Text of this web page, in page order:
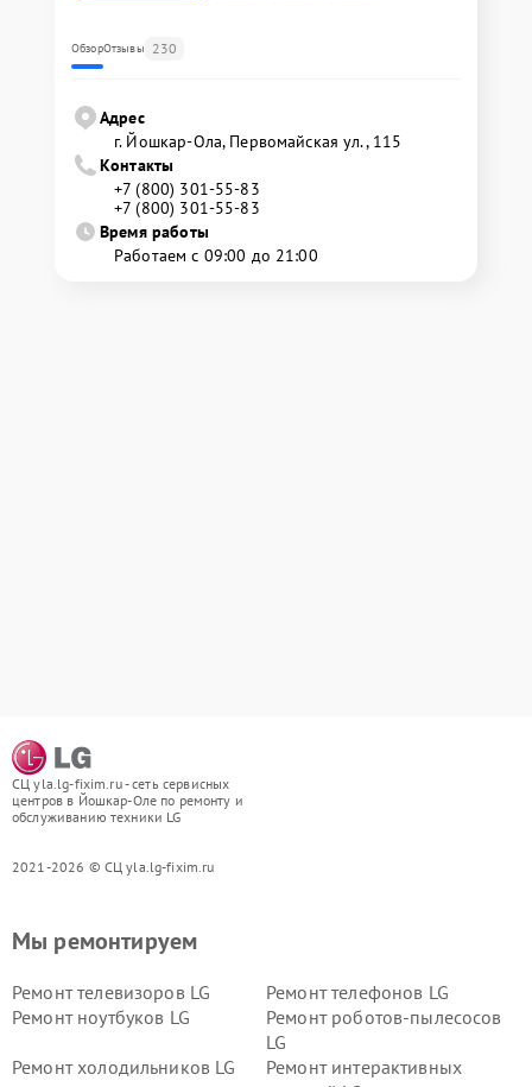
ОбзорОтзывы 230
Адрес
г. Йошкар-Ола, Первомайская ул., 115
Контакты
+7 (800) 301-55-83
+7 (800) 301-55-83
Время работы
Работаем с 09:00 до 21:00
СЦ yla.lg-fixim.ru - сеть сервисных
центров в Йошкар-Оле по ремонту и
обслуживанию техники LG
2021-2026 © СЦ yla.lg-fixim.ru
Мы ремонтируем
Ремонт телевизоров LG
Ремонт телефонов LG
Ремонт ноутбуков LG
Ремонт роботов-пылесосов
LG
Ремонт холодильников LG
Ремонт интерактивных